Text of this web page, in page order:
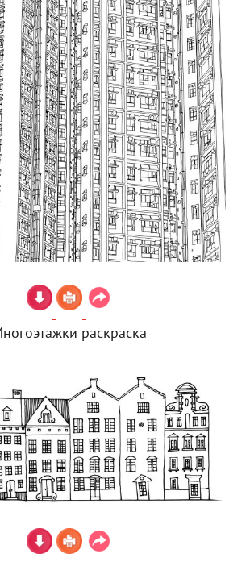
раскраска